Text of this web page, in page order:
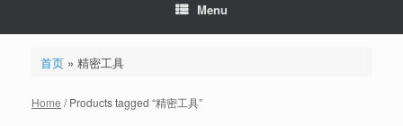
Menu
首页» 精密工具
Home / Products tagged “精密工具”